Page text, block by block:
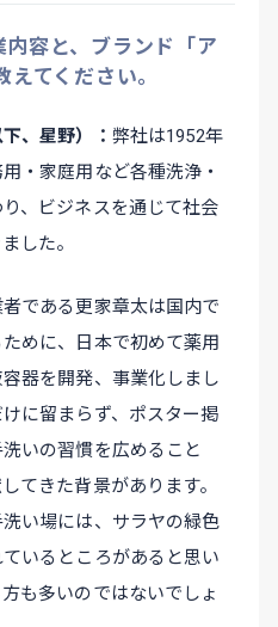
容と、ブランド「ア
てください。
、星野）
弊社は1952年
・家庭用など各種洗浄・
、ビジネスを通じて社会
した。
である更家章太は国内で
めに、日本で初めて薬用
器を開発、事業化しまし
に留まらず、ポスター掲
いの習慣を広めること
てきた背景があります。
い場には、サラヤの緑色
いるところがあると思い
も多いのではないでしょ